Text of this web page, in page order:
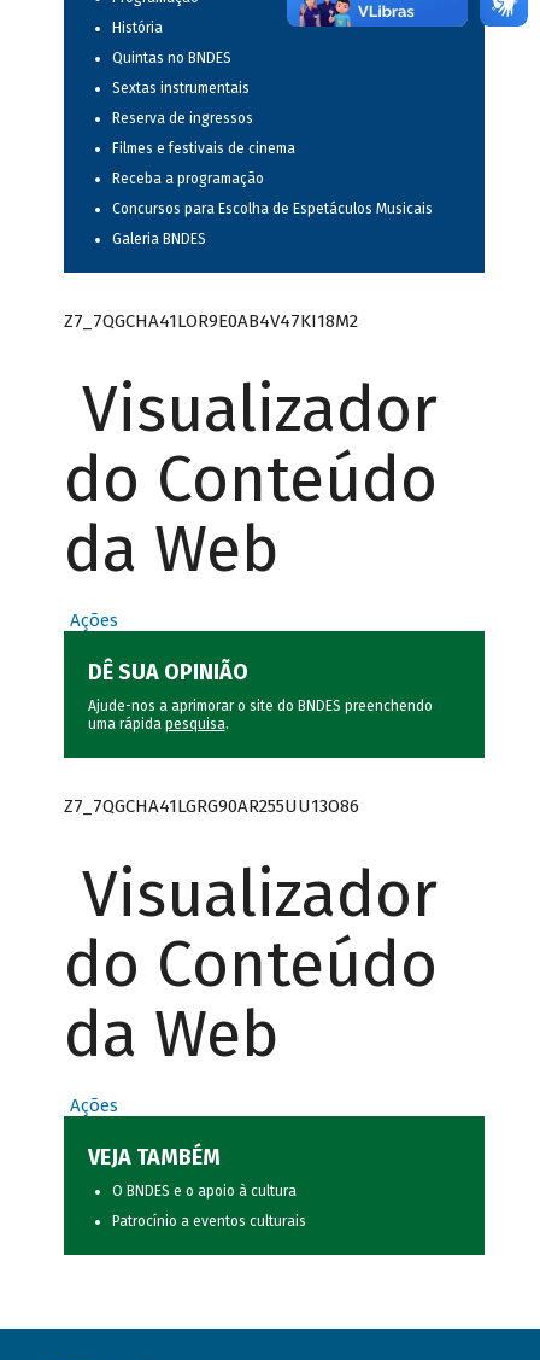
História
Quintas no BNDES
Sextas instrumentais
Reserva de ingressos
Filmes e festivais de cinema
Receba a programação
Concursos para Escolha de Espetáculos Musicais
Galeria BNDES
Z7_7QGCHA41LOR9E0AB4V47KI18M2
Visualizador
do Conteúdo
da Web
Ações
DÊ SUA OPINIÃO
Ajude-nos a aprimorar o site do BNDES preenchendo
uma rápida pesquisa.
Z7_7QGCHA41LGRG90AR255UU13O86
Visualizador
do Conteúdo
da Web
Ações
VEJA TAMBÉM
O BNDES e o apoio à cultura
Patrocínio a eventos culturais